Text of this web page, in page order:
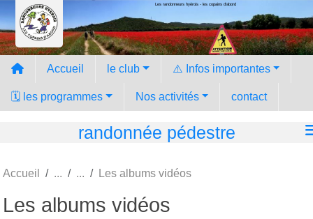
Les randonneurs hyèrois - les copains d'abord
Accueil le club ⚠️ Infos importantes
🗓️ les programmes Nos activités contact
randonnée pédestre
Accueil Les albums vidéos
Les albums vidéos
Panneau de gestion des cookies